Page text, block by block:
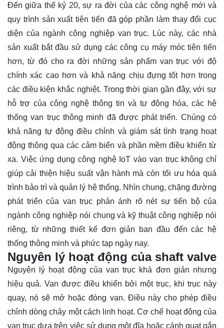
Đến giữa thế kỷ 20, sự ra đời của các công nghệ mới và
quy trình sản xuất tiên tiến đã góp phần làm thay đổi cục
diện của ngành công nghiệp van trục. Lúc này, các nhà
sản xuất bắt đầu sử dụng các công cụ máy móc tiên tiến
hơn, từ đó cho ra đời những sản phẩm van trục với độ
chính xác cao hơn và khả năng chịu đựng tốt hơn trong
các điều kiện khắc nghiệt. Trong thời gian gần đây, với sự
hỗ trợ của công nghệ thông tin và tự động hóa, các hệ
thống van trục thông minh đã được phát triển. Chúng có
khả năng tự động điều chỉnh và giám sát tình trạng hoạt
động thông qua các cảm biến và phần mềm điều khiển từ
xa. Việc ứng dụng công nghệ IoT vào van trục không chỉ
giúp cải thiện hiệu suất vận hành mà còn tối ưu hóa quá
trình bảo trì và quản lý hệ thống. Nhìn chung, chặng đường
phát triển của van trục phản ánh rõ nét sự tiến bộ của
ngành công nghiệp nói chung và kỹ thuật công nghiệp nói
riêng, từ những thiết kế đơn giản ban đầu đến các hệ
thống thông minh và phức tạp ngày nay.
Nguyên lý hoạt động của shaft valve
Nguyên lý hoạt động của van trục khá đơn giản nhưng
hiệu quả. Van được điều khiển bởi một trục, khi trục này
quay, nó sẽ mở hoặc đóng van. Điều này cho phép điều
chỉnh dòng chảy một cách linh hoạt. Cơ chế hoạt động của
van trục dựa trên việc sử dụng một đĩa hoặc cánh quạt gắn